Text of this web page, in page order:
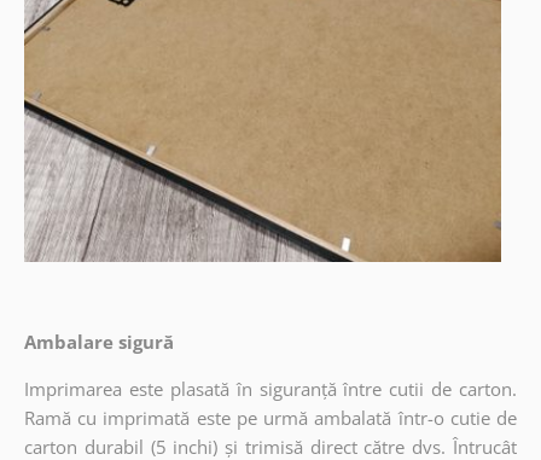
Ambalare sigură
Imprimarea este plasată în siguranță între cutii de carton.
Ramă cu imprimată este pe urmă ambalată într-o cutie de
carton durabil (5 inchi) și trimisă direct către dvs. Întrucât